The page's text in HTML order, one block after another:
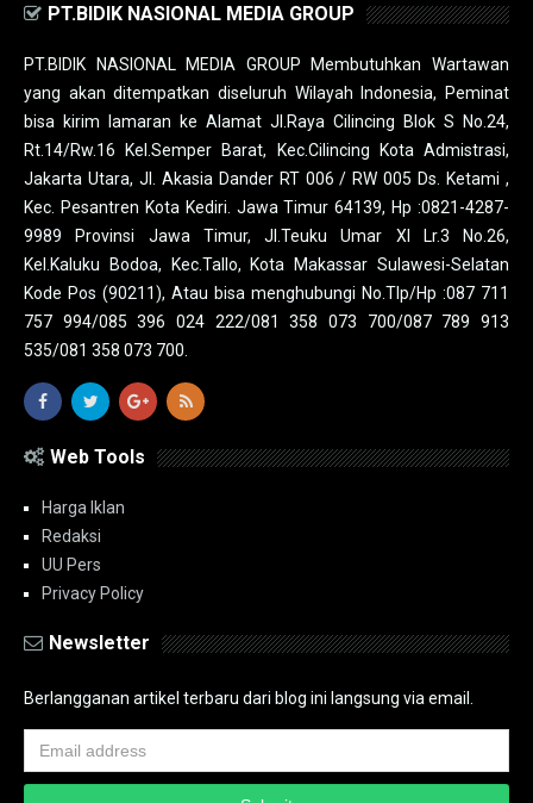
PT.BIDIK NASIONAL MEDIA GROUP
PT.BIDIK NASIONAL MEDIA GROUP Membutuhkan Wartawan
yang akan ditempatkan diseluruh Wilayah Indonesia, Peminat
bisa kirim lamaran ke Alamat Jl.Raya Cilincing Blok S No.24,
Rt.14/Rw.16 Kel.Semper Barat, Kec.Cilincing Kota Admistrasi,
Jakarta Utara, Jl. Akasia Dander RT 006 / RW 005 Ds. Ketami ,
Kec. Pesantren Kota Kediri. Jawa Timur 64139, Hp :0821-4287-
9989 Provinsi Jawa Timur, Jl.Teuku Umar XI Lr.3 No.26,
Kel.Kaluku Bodoa, Kec.Tallo, Kota Makassar Sulawesi-Selatan
Kode Pos (90211), Atau bisa menghubungi No.Tlp/Hp :087 711
757 994/085 396 024 222/081 358 073 700/087 789 913
535/081 358 073 700.
Web Tools
Harga Iklan
Redaksi
UU Pers
Privacy Policy
Newsletter
Berlangganan artikel terbaru dari blog ini langsung via email.